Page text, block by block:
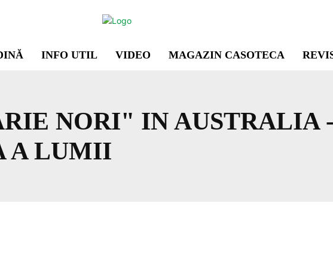
INFO UTIL VIDEO MAGAZIN CASOTECA
NORI" IN AUSTRALIA
A LUMII